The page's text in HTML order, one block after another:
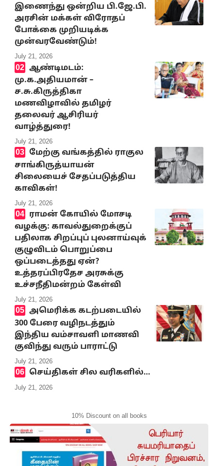
இணைந்து ஒன்றிய பி.ஜே.பி.
அரசின் மக்கள் விரோதப்
போக்கை முறியடிக்க
முன்வரவேண்டும்!
July 21, 2026
ஆண்டிமடம்:
மு.க.அதியமான் –
ச.சு.கிருத்திகா
மணவிழாவில் தமிழர்
தலைவர் ஆசிரியர்
வாழ்த்துரை!
July 21, 2026
மேற்கு வங்கத்தில் ராகுல
சாங்கிருத்யாயன்
சிலையைச் சேதப்படுத்திய
காவிகள்!
July 21, 2026
ராமன் கோயில் மோசடி
வழக்கு: காவல்துறைக்குப்
பதிலாக சிறப்புப் புலனாய்வுக்
குழுவிடம் பொறுப்பை
ஒப்படைத்தது ஏன்?
உத்தரப்பிரதேச அரசுக்கு
உச்சநீதிமன்றம் கேள்வி
July 21, 2026
அமெரிக்க கடற்படையில்
300 பேரை வழிநடத்தும்
இந்திய வம்சாவளி மாணவி
குவிந்து வரும் பாராட்டு
July 21, 2026
செய்திகள் சில வரிகளில்…
July 21, 2026
10% Discount on all books